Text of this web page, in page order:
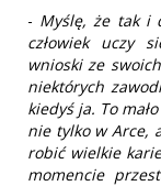
- Myślę, że tak i
człowiek uczy
wnioski ze
niektórych
kiedyś ja. To
nie tylko w Arce,
robić wielkie
momencie